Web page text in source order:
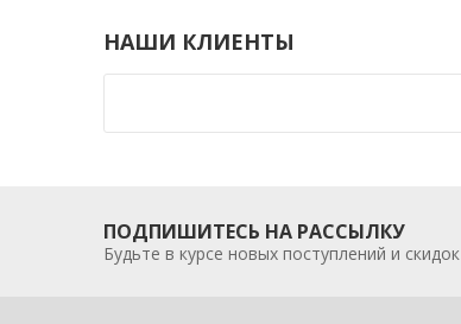
НАШИ КЛИЕНТЫ
ПОДПИШИТЕСЬ НА РАССЫЛКУ
Будьте в курсе новых поступлений и скидок